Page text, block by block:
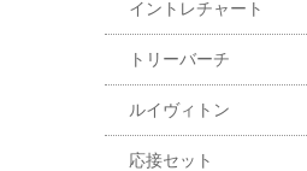
イントレチャート
トリーバーチ
ルイヴィトン
応接セット